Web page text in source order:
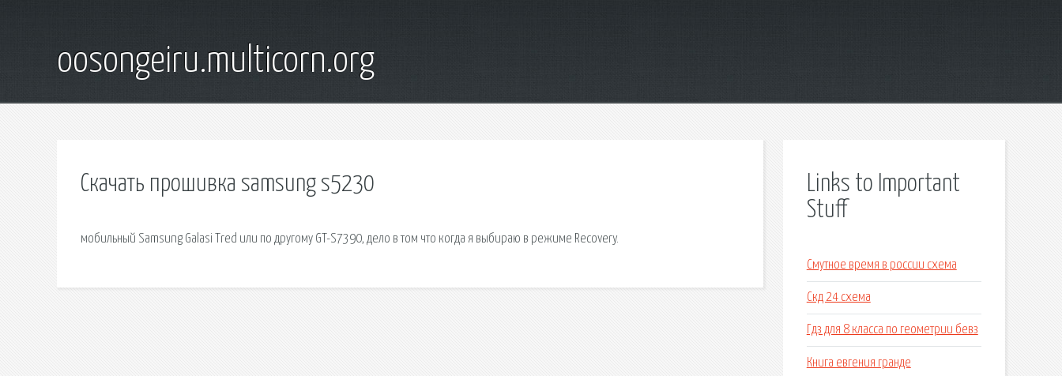
oosongeiru.multicorn.org
Скачать прошивка samsung s5230
мобильный Samsung Galasi Tred или по другому GT-S7390, дело в том что когда я выбираю в режиме Recovery.
Links to Important
Stuff
Смутное время в россии схема
Скд 24 схема
Гдз для 8 класса по геометрии бевз
Книга евгения гранде